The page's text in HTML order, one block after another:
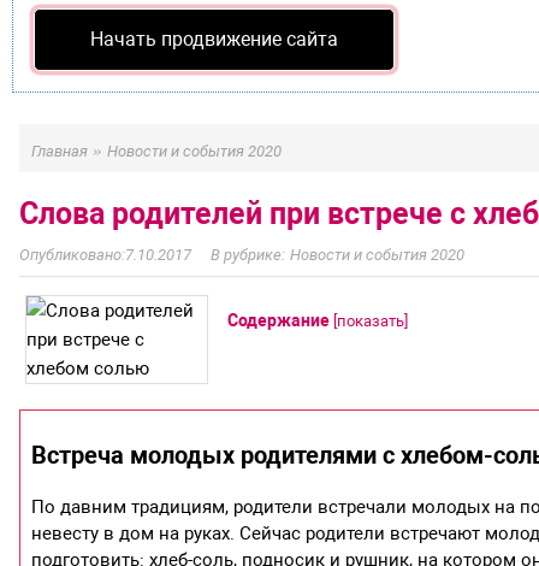
Начать продвижение сайта
Главная » Новости и события 2020
Слова родителей при встрече с
7.10.2017 Новости и события 2020
Содержание [показать]
Встреча молодых родителями с хлебом-
По давним традициям, родители встречали молодых на
невесту в дом на руках. Сейчас родители встречают
подготовить: хлеб-соль, подносик и рушник, на